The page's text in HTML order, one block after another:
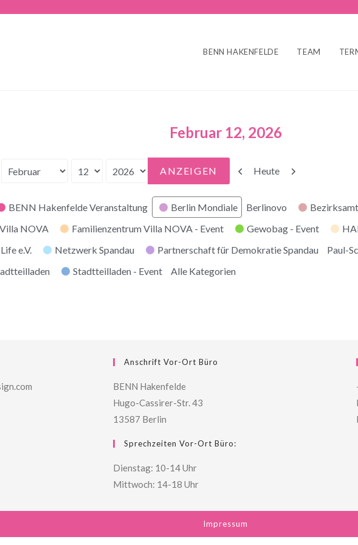
BENN HAKENFELDE TEAM
Februar 12, 2026
Monat
Tag
Jahr
Zurück
Heute Weiter
BENN Hakenfelde Veranstaltung Berlin Mondiale Berlinovo
NOVA Familienzentrum Villa NOVA - Event Gewobag - Event
Life e.V. Netzwerk Spandau Partnerschaft für Demokratie Spandau Paul-
Stadtteilladen - Event
Alle Kategorien
Anschrift Vor-Ort Büro
BENN Hakenfelde
Hugo-Cassirer-Str. 43
13587 Berlin
Sprechzeiten Vor-Ort Büro:
Dienstag: 10-14 Uhr
Mittwoch: 14-18 Uhr
Impressum